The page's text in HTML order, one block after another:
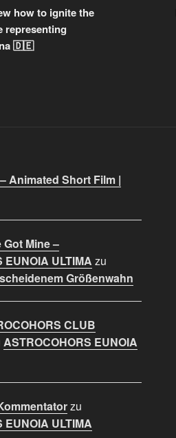
how to ignite the
representing
🇩🇪
Animated Short Film |
Got Mine –
EUNOIA ULTIMA zu
Größenwahn
CLUB
ASTROCOHORS EUNOIA
zu
EUNOIA ULTIMA